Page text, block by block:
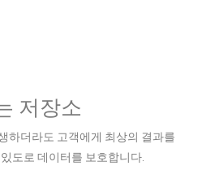
저장소
하더라도 고객에게 최상의 결과를
도로 데이터를 보호합니다.